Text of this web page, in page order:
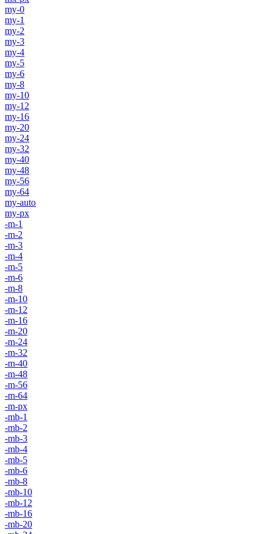
my-0
my-1
my-2
my-3
my-4
my-5
my-6
my-8
my-10
my-12
my-16
my-20
my-24
my-32
my-40
my-48
my-56
my-64
my-auto
my-px
-m-1
-m-2
-m-3
-m-4
-m-5
-m-6
-m-8
-m-10
-m-12
-m-16
-m-20
-m-24
-m-32
-m-40
-m-48
-m-56
-m-64
-m-px
-mb-1
-mb-2
-mb-3
-mb-4
-mb-5
-mb-6
-mb-8
-mb-10
-mb-12
-mb-16
-mb-20